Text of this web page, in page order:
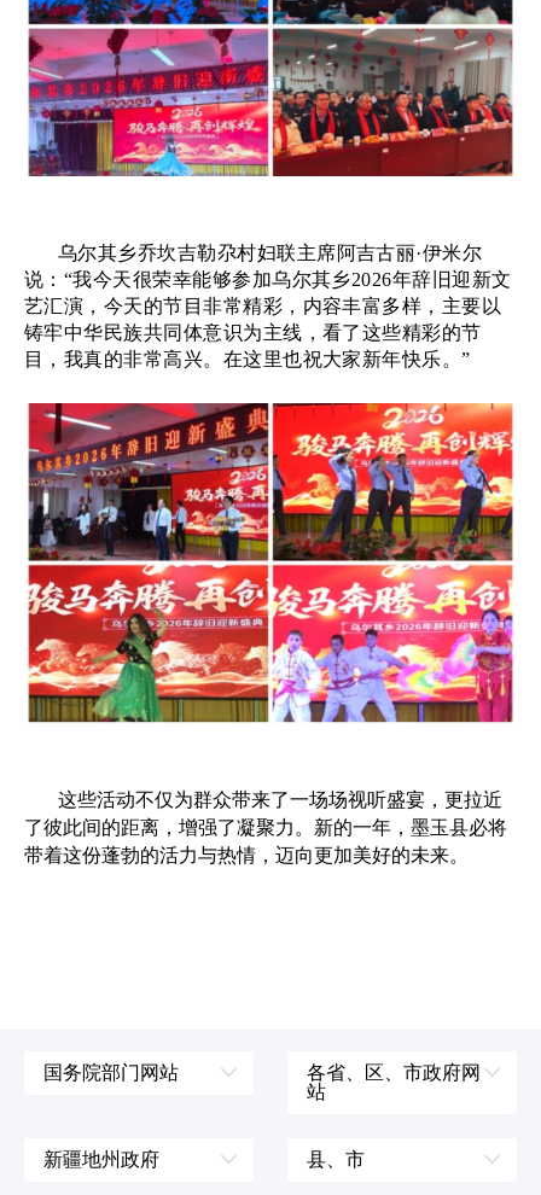
乌尔其乡乔坎吉勒尕村妇联主席阿吉古丽·伊米尔
说：“我今天很荣幸能够参加乌尔其乡2026年辞旧迎新文
艺汇演，今天的节目非常精彩，内容丰富多样，主要以
铸牢中华民族共同体意识为主线，看了这些精彩的节
目，我真的非常高兴。在这里也祝大家新年快乐。”
这些活动不仅为群众带来了一场场视听盛宴，更拉近
了彼此间的距离，增强了凝聚力。新的一年，墨玉县必将
带着这份蓬勃的活力与热情，迈向更加美好的未来。
国务院部门网站
国防部
各省、区、市政府网
站
新疆地州政府 县、市